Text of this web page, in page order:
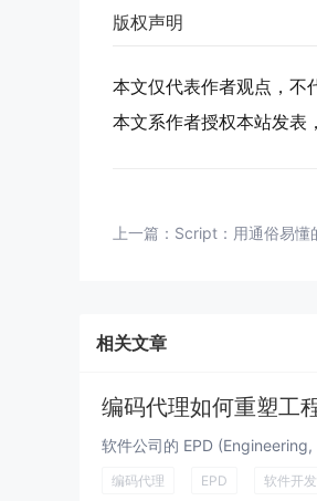
版权声明
本文仅代表作者观点，不
本文系作者授权本站发表
上一篇： Script：用通俗易懂
相关文章
编码代理如何重塑工
软件公司的 EPD
编码代理 EPD 软件开发